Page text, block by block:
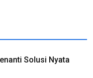
Solusi Nyata